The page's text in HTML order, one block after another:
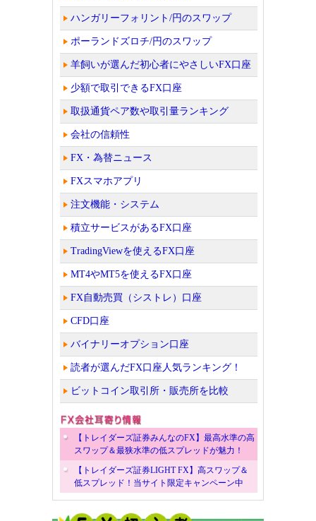
ハンガリーフォリント/円のスワップ
ポーランドズロチ/円のスワップ
羊飼いが選んだ初心者にやさしいFX口座
少額で取引できるFX口座
取扱通貨ペア数や取引量ランキング
会社の信頼性
FX・為替ニュース
FXスマホアプリ
注文機能・システム
積立サービスがあるFX口座
TradingViewを使えるFX口座
MT4やMT5を使えるFX口座
FX自動売買（シストレ）口座
CFD口座
バイナリーオプション口座
読者が選んだFX口座人気ランキング！
ビットコイン取引所・販売所を比較
【トレイダーズ証券みんなのFX】最高水準の高
スワップ＆最狭水準の低スプレッドが魅力！
【トレイダーズ証券LIGHT FX】高スワップ＆
低スプレッド！当サイト限定キャンペーン中